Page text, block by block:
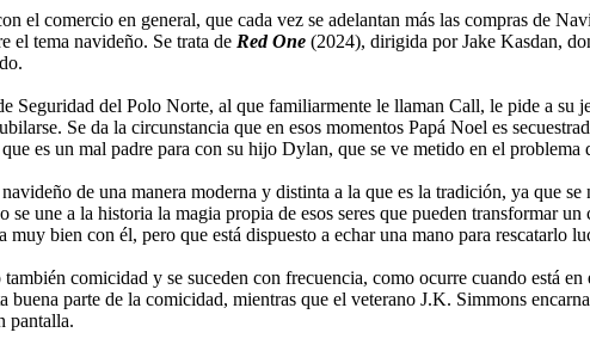
el comercio en general, que cada vez se adelantan más las compras de
el tema navideño. Se trata de Red One (2024), dirigida por Jake Kasdan,
Seguridad del Polo Norte, al que familiarmente le llaman Call, le pide a su
Se da la circunstancia que en esos momentos Papá Noel es
es un mal padre para con su hijo Dylan, que se ve metido en el problema
de una manera moderna y distinta a la que es la tradición, ya que
une a la historia la magia propia de esos seres que pueden transformar
bien con él, pero que está dispuesto a echar una mano para rescatarlo
comicidad y se suceden con frecuencia, como ocurre cuando está
buena parte de la comicidad, mientras que el veterano J.K. Simmons
pantalla.